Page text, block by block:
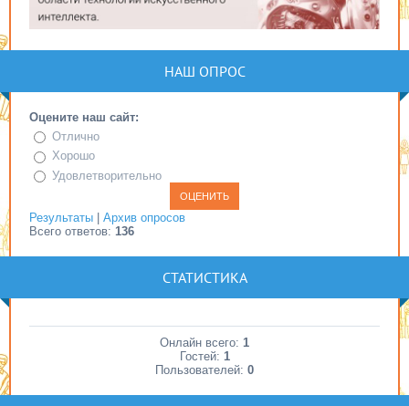
НАШ ОПРОС
Оцените наш сайт:
Отлично
Хорошо
Удовлетворительно
Результаты
Архив опросов
Всего ответов: 136
СТАТИСТИКА
Онлайн всего: 1
Гостей: 1
Пользователей: 0